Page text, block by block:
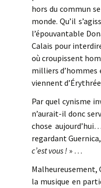
hors du commun
monde. Qu’il
l’épouvantable
Calais pour
où croupissent
milliers
viennent
Par quel cynisme
n’aurait-il donc
chose
regardant
c’est vous ! » …
Malheureusement,
la musique en